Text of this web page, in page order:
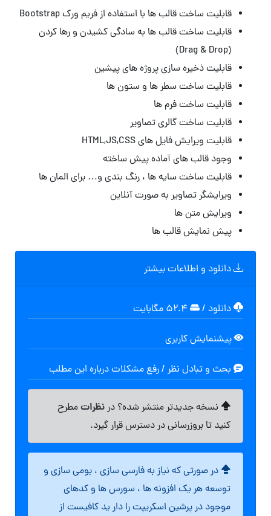
قابلیت ساخت قالب ها با استفاده از فریم ورک Bootstrap
قابلیت ساخت قالب ها به سادگی کشیدن و رها کردن
(Drag & Drop)
قابلیت ذخیره سازی پروژه های پیشین
قابلیت ساخت سطر ها و ستون ها
قابلیت ساخت فرم ها
قابلیت ساخت گالری تصاویر
قابلیت ویرایش فایل های HTML,JS,CSS
وجود قالب های آماده پیش ساخته
قابلیت ساخت سایه ها ، رنگ بندی و… برای المان ها
ویرایشگر تصاویر به صورت آنلاین
ویرایش متن ها
پیش نمایش قالب ها
دانلود و اطلاعات بیشتر
دانلود /
پیشنمایش کاربری
بحث و تبادل نظر / رفع مشکلات درباره این مطلب
نسخه جدیدتر منتشر شده؟ درنظراتمطرح
کنید تا بروزرسانی در دسترس قرار گیرد.
در صورتی که نیاز به فارسی سازی ، بومی سازی و
توسعه هر یک افزونه ها ، سورس ها و کدهای
موجود در پرشین اسکریپت را دار ید کافیست از